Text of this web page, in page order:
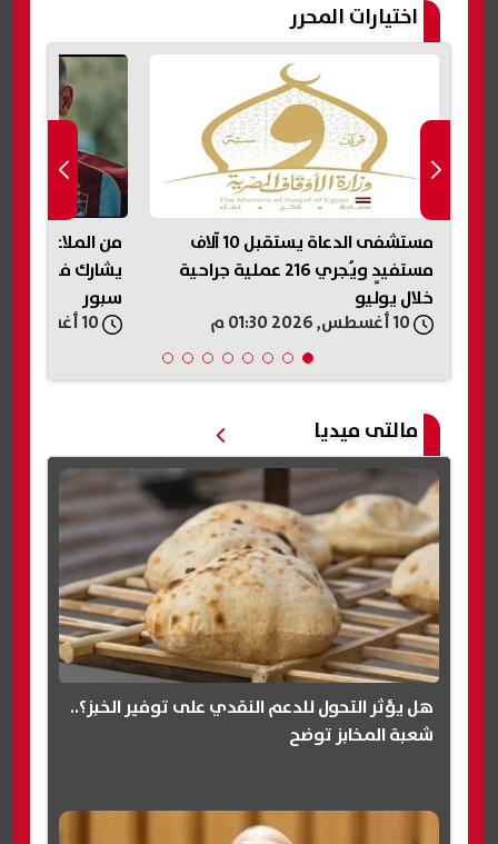
اختيارات المحرر
مستشفى الدعاة يستقبل 10 آلاف
مستفيدٍ ويُجري 216 عملية جراحية
خلال يوليو
من الملاعب
يشارك في
سبور
مالتى ميديا
هل يؤثر التحول للدعم النقدي على توفير الخبز؟..
شعبة المخابز توضح